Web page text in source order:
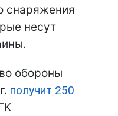
снаряжения
несут
обороны
получит 250